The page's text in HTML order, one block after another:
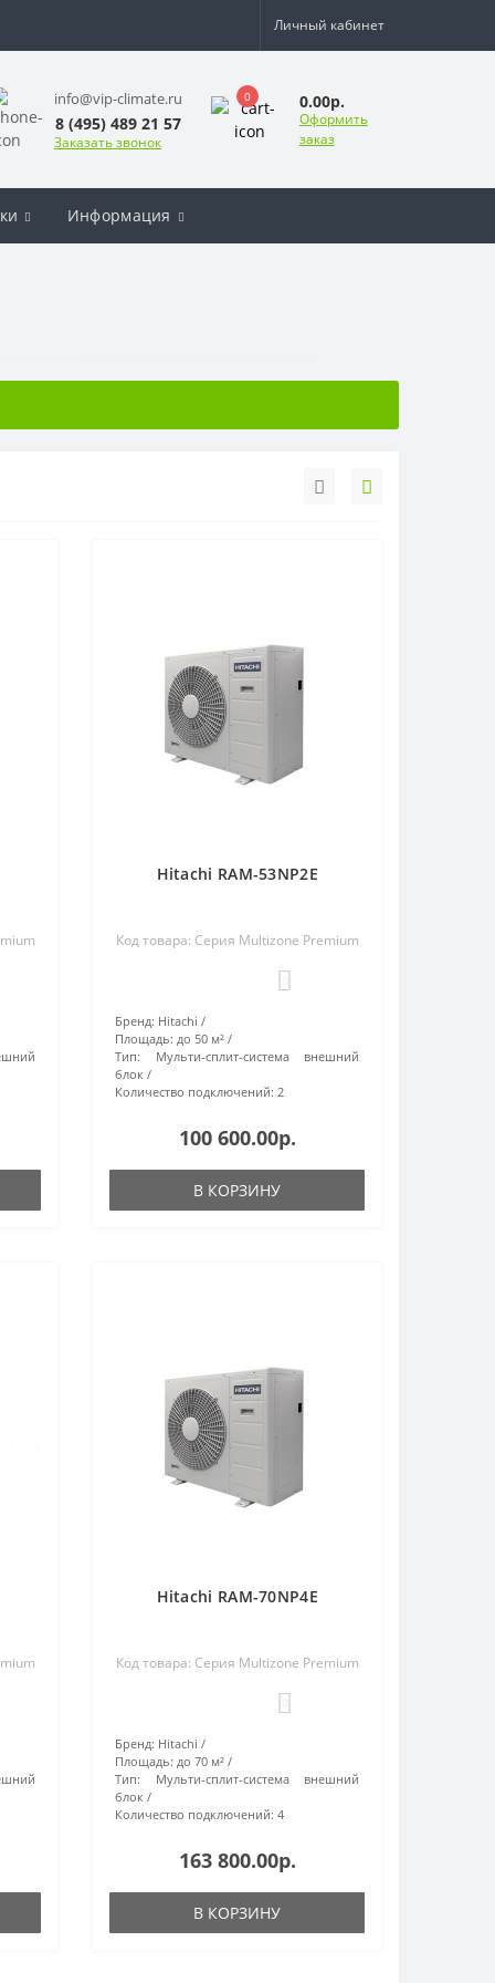
Личный кабинет
info@vip-climate.ru
8 (495) 489 21 57
Заказать звонок
0 0.00р.
Оформить
заказ
Информация
Hitachi RAM-53NP2E
Код товара: Серия Multizone Premium
Бренд: Hitachi
Площадь: до 50 м²
Тип:
Мульти-сплит-система внешний
блок
Количество подключений: 2
100 600.00р.
В КОРЗИНУ
Hitachi RAM-70NP4E
Код товара: Серия Multizone Premium
Бренд: Hitachi
Площадь: до 70 м²
Тип:
Мульти-сплит-система внешний
блок
Количество подключений: 4
163 800.00р.
В КОРЗИНУ